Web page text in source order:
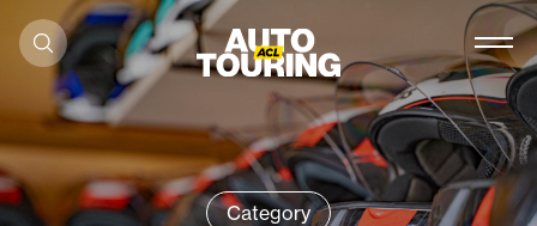
Aller au contenu
Category